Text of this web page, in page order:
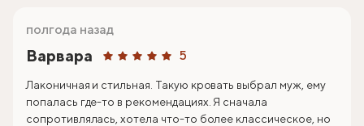
Варвара 5
полгода назад
Лаконичная и стильная. Такую кровать выбрал муж, ему
попалась где-то в рекомендациях. Я сначала
сопротивлялась, хотела что-то более классическое, но